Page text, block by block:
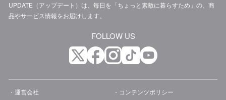
UPDATE（アップデート）は、毎日を「ちょっと素敵に暮らすため」の、商
品やサービス情報をお届けします。
FOLLOW US
運営会社 コンテンツポリシー